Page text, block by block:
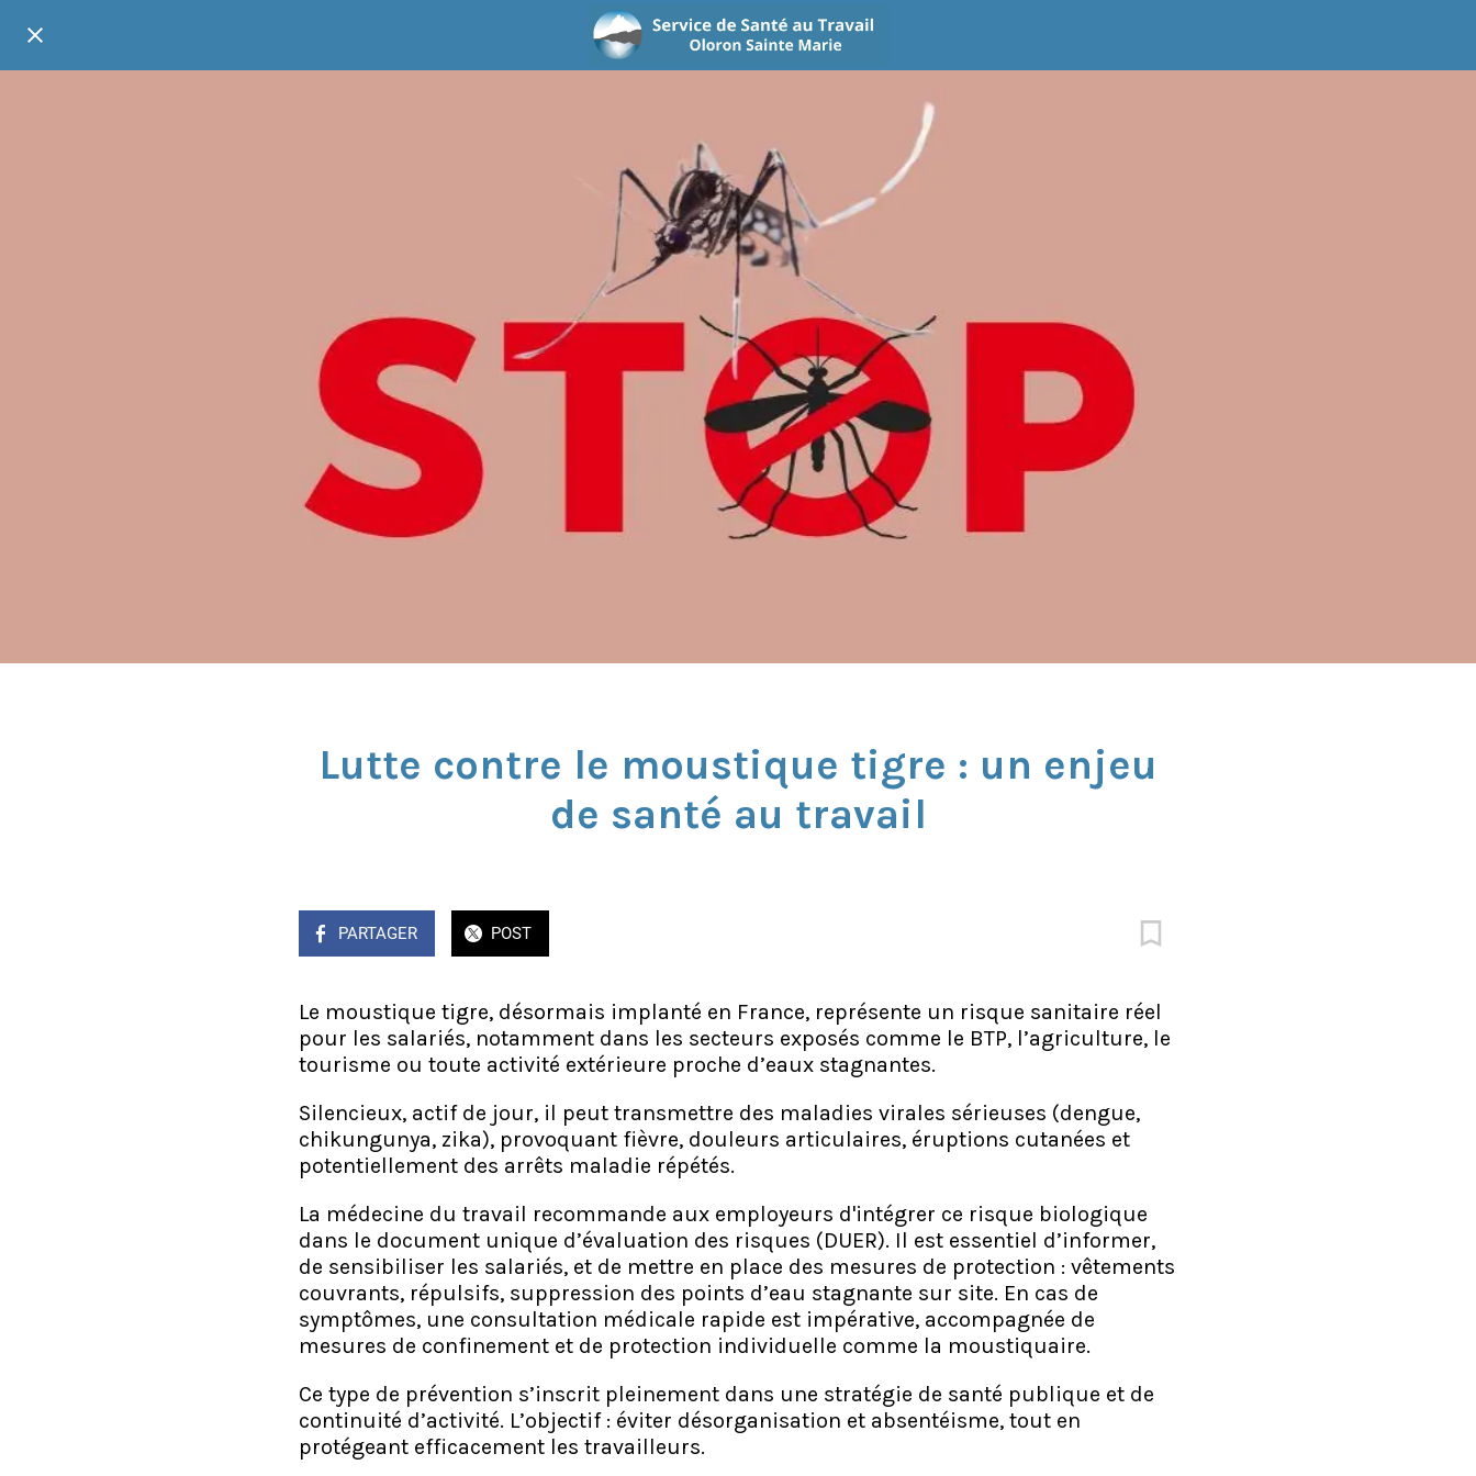
Lutte contre le moustique tigre : un enjeu
de santé au travail
PARTAGER POST
Le moustique tigre, désormais implanté en France, représente un risque sanitaire réel
pour les salariés, notamment dans les secteurs exposés comme le BTP, l’agriculture, le
tourisme ou toute activité extérieure proche d’eaux stagnantes.
Silencieux, actif de jour, il peut transmettre des maladies virales sérieuses (dengue,
chikungunya, zika), provoquant fièvre, douleurs articulaires, éruptions cutanées et
potentiellement des arrêts maladie répétés.
La médecine du travail recommande aux employeurs d'intégrer ce risque biologique
dans le document unique d’évaluation des risques (DUER). Il est essentiel d’informer,
de sensibiliser les salariés, et de mettre en place des mesures de protection : vêtements
couvrants, répulsifs, suppression des points d’eau stagnante sur site. En cas de
symptômes, une consultation médicale rapide est impérative, accompagnée de
mesures de confinement et de protection individuelle comme la moustiquaire.
Ce type de prévention s’inscrit pleinement dans une stratégie de santé publique et de
continuité d’activité. L’objectif : éviter désorganisation et absentéisme, tout en
protégeant efficacement les travailleurs.